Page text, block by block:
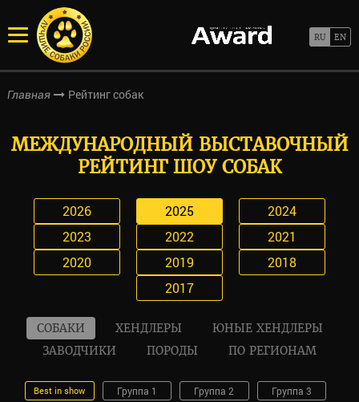
Главная Рейтинг собак
МЕЖДУНАРОДНЫЙ ВЫСТАВОЧНЫЙ
РЕЙТИНГ ШОУ СОБАК
2026 2025
2024
2023
2022
2021
2020
2019
2018
2017
СОБАКИ ХЕНДЛЕРЫ
ЮНЫЕ ХЕНДЛЕРЫ
ЗАВОДЧИКИ
ПОРОДЫ ПО РЕГИОНАМ
Best in show Группа 1 Группа 2 Группа 3